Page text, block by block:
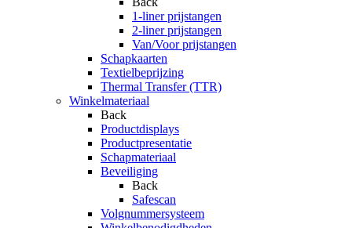
1-liner prijstangen
2-liner prijstangen
Van/Voor prijstangen
Schapkaarten
Textielbeprijzing
Thermal Transfer (TTR)
Winkelmateriaal
Back
Productdisplays
Productpresentatie
Schapmateriaal
Beveiliging
Back
Safescan
Volgnummersysteem